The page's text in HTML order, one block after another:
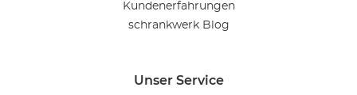
Kundenerfahrungen
schrankwerk Blog
Unser Service